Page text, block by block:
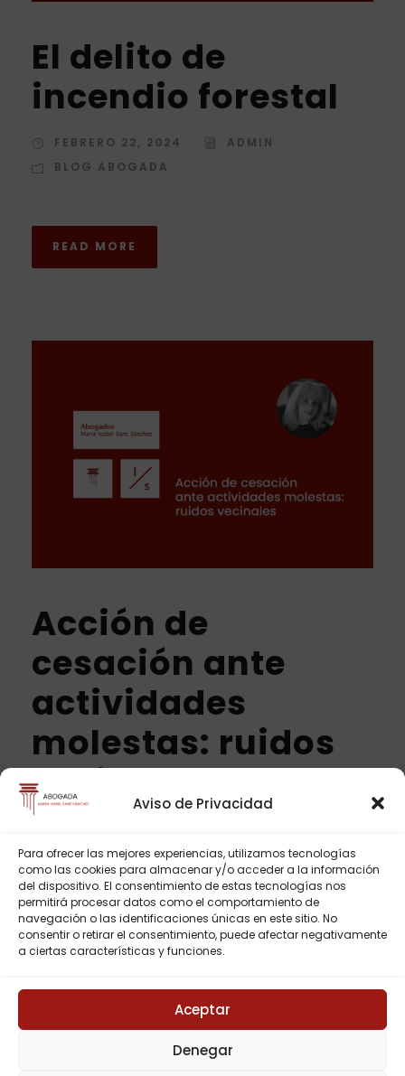
Aviso de Privacidad
Para ofrecer las mejores experiencias, utilizamos tecnologías
como las cookies para almacenar y/o acceder a la información
del dispositivo. El consentimiento de estas tecnologías nos
permitirá procesar datos como el comportamiento de
navegación o las identificaciones únicas en este sitio. No
consentir o retirar el consentimiento, puede afectar negativamente
a ciertas características y funciones.
Aceptar
Denegar
El delito de
incendio forestal
FEBRERO 22, 2024
ADMIN
BLOG ABOGADA
READ MORE
Acción de
cesación ante
actividades
molestas: ruidos
vecinales
BLOG ABOGADA
READ MORE